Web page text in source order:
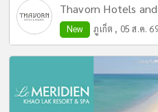
Thavorn Hotels
New ภูเก็ต , 05 ส.ค.